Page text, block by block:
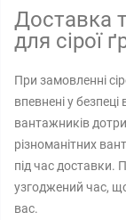
Доставка
для сірої
При замовленні
впевнені у
вантажників
різноманітних
під час доставки.
узгоджений час,
вас.